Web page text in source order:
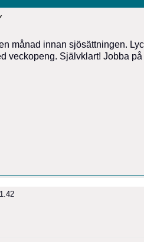
månad innan sjösättningen.
veckopeng. Självklart! Jobba på